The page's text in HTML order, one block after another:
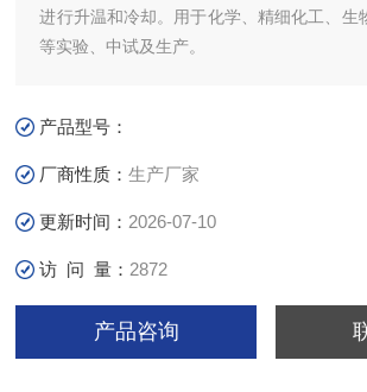
进行升温和冷却。用于化学、精细化工、生
等实验、中试及生产。
产品型号：
厂商性质：生产厂家
更新时间： 2026-07-10
访 问 量： 2872
产品咨询